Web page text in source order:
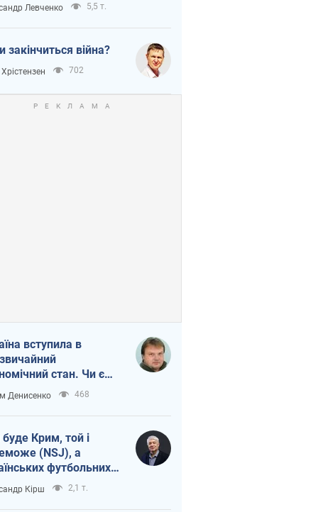
Левченко 5,5 т.
закінчиться війна?
702
вступила в
стан. Чи є
вкінці тунелю?
Денисенко 468
Крим, той і
(NSJ), а
футбольних
можуть
вбивцями
Кірш 2,1 т.